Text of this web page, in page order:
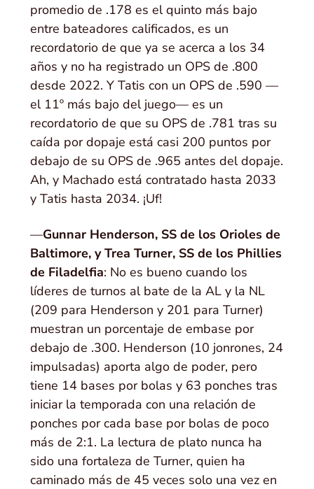
promedio de .178 es el quinto más bajo
entre bateadores calificados, es un
recordatorio de que ya se acerca a los 34
años y no ha registrado un OPS de .800
desde 2022. Y Tatis con un OPS de .590 —
el 11º más bajo del juego— es un
recordatorio de que su OPS de .781 tras su
caída por dopaje está casi 200 puntos por
debajo de su OPS de .965 antes del dopaje.
Ah, y Machado está contratado hasta 2033
y Tatis hasta 2034. ¡Uf!
—Gunnar Henderson, SS de los Orioles de
Baltimore, y Trea Turner, SS de los Phillies
de Filadelfia: No es bueno cuando los
líderes de turnos al bate de la AL y la NL
(209 para Henderson y 201 para Turner)
muestran un porcentaje de embase por
debajo de .300. Henderson (10 jonrones, 24
impulsadas) aporta algo de poder, pero
tiene 14 bases por bolas y 63 ponches tras
iniciar la temporada con una relación de
ponches por cada base por bolas de poco
más de 2:1. La lectura de plato nunca ha
sido una fortaleza de Turner, quien ha
caminado más de 45 veces solo una vez en